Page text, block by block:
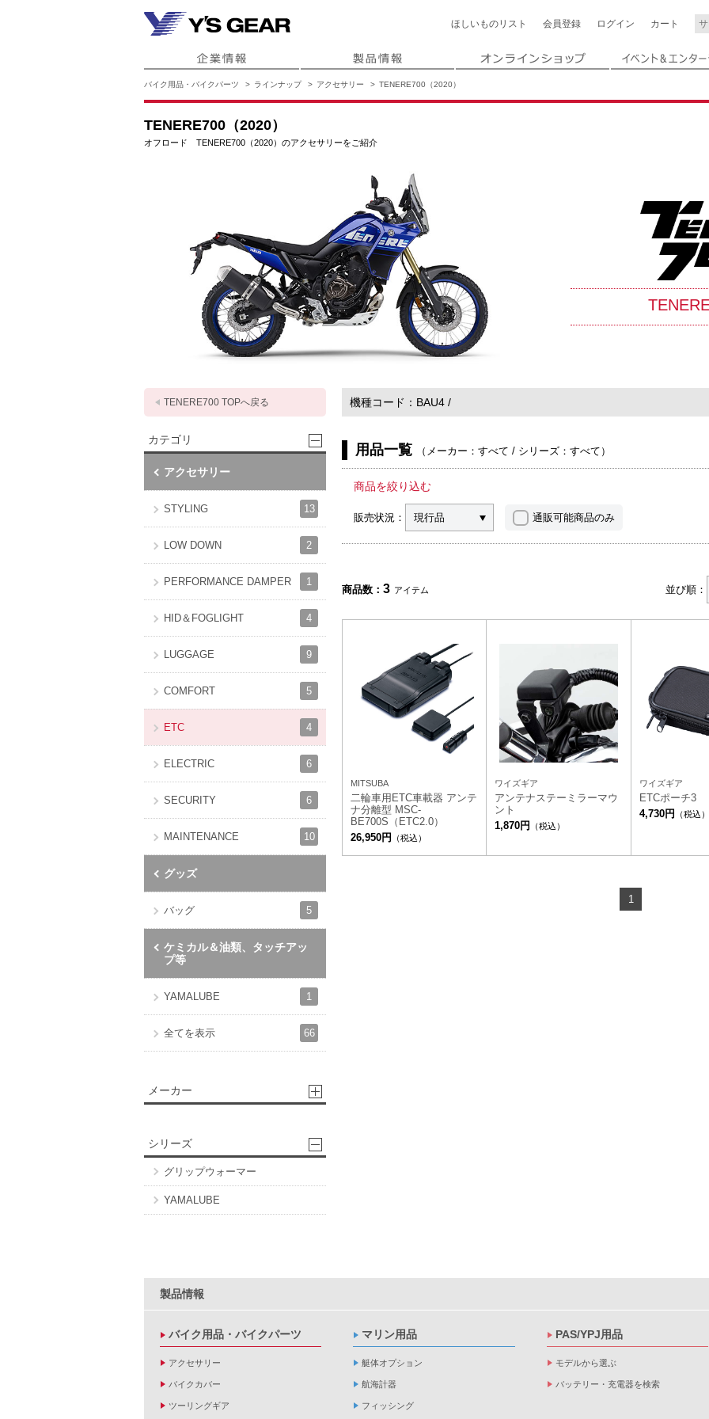
ほしいもの リスト 会員登録 ログイン カート
バイク用品・バイクパーツ ラインナップ アクセサリー TENERE700（2020）
TENERE700（2020）
オフロード TENERE700（2020）のアクセサリーをご紹介
機種コード BAU4
用品一覧 （ メーカー：すべて / シリーズ：すべて ）
商品を絞り込む
販売状況： 現行品 通販可能商品のみ
商品数：3 アイテム 並び順：
MITSUBA
二輪車用ETC車載器 アンテ
ナ分離型 MSC-
BE700S（ETC2.0）
26,950円
（税込）
ワイズギア
アンテナステーミラーマウ
ント
1,870円
（税込）
ワイズギア
ETCポーチ3
4,730円
（税込）
1
TENERE700 TOPへ戻る
カテゴリ
アクセサリー
STYLING 13
LOW DOWN 2
PERFORMANCE DAMPER 1
HID＆FOGLIGHT 4
LUGGAGE 9
COMFORT 5
ETC 4
ELECTRIC 6
SECURITY 6
MAINTENANCE 10
グッズ
バッグ 5
ケミカル＆油類、タッチアッ
プ等
YAMALUBE 1
全てを表示 66
メーカー
シリーズ
グリップウォーマー
YAMALUBE
製品情報
バイク用品・バイクパーツ
アクセサリー
バイクカバー
ツーリングギア
マリン用品
艇体オプション
航海計器
フィッシング
PAS/YPJ用品
モデルから選ぶ
バッテリー・充電器を検索